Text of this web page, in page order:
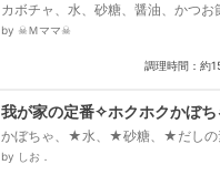
カボチャ、水、砂糖、醤油、かつお
by ☠︎Ｍママ☠︎
調理時間：約
我が家の定番✧ホクホクかぼち
かぼちゃ、★水、★砂糖、★だしの
油、✩酒、✩みりん
by しお．